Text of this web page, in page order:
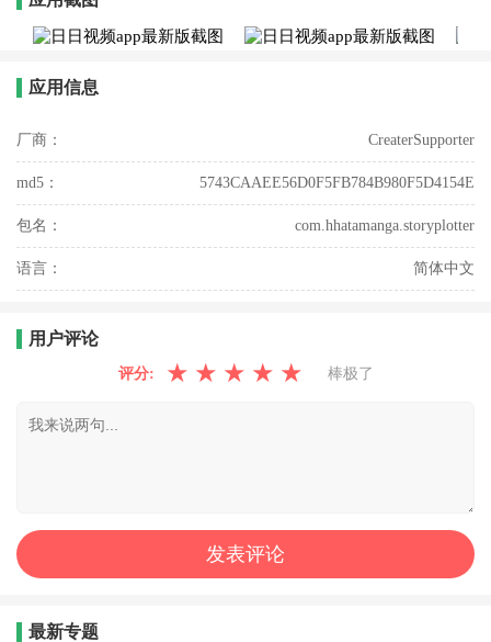
应用信息
厂商： CreaterSupporter
md5： 5743CAAEE56D0F5FB784B980F5D4154E
包名： com.hhatamanga.storyplotter
语言： 简体中文
用户评论
评分: ★ ★ ★ ★ ★ 棒极了
最新专题